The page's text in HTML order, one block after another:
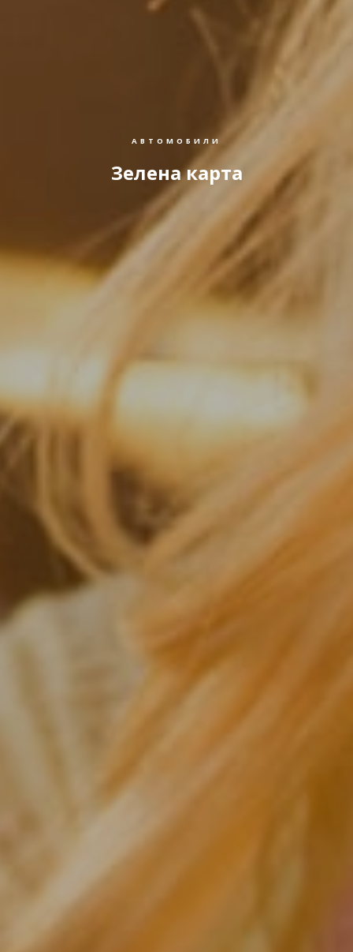
АВТОМОБИЛИ
Зелена карта